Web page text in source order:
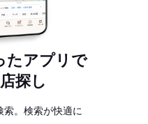
たアプリで
探し
索。検索が快適に